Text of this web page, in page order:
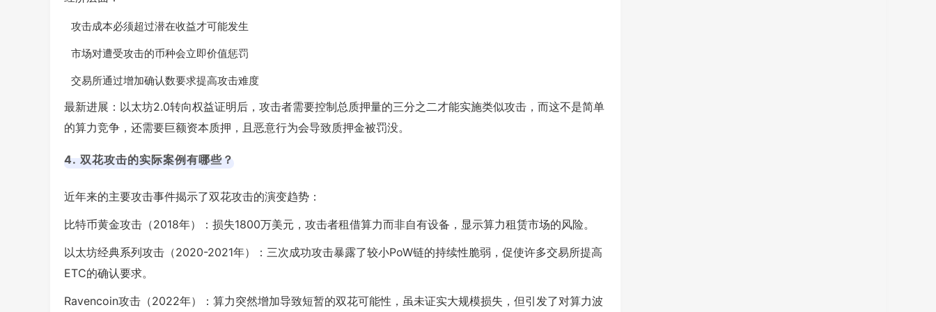
攻击成本必须超过潜在收益才可能发生
市场对遭受攻击的币种会立即价值惩罚
交易所通过增加确认数要求提高攻击难度
最新进展：以太坊2.0转向权益证明后，攻击者需要控制总质押量的三分之二才能实施类似攻击，而这不是简单
的算力竞争，还需要巨额资本质押，且恶意行为会导致质押金被罚没。
4. 双花攻击的实际案例有哪些？
近年来的主要攻击事件揭示了双花攻击的演变趋势：
比特币黄金攻击（2018年）：损失1800万美元，攻击者租借算力而非自有设备，显示算力租赁市场的风险。
以太坊经典系列攻击（2020-2021年）：三次成功攻击暴露了较小PoW链的持续性脆弱，促使许多交易所提高
ETC的确认要求。
Ravencoin攻击（2022年）：算力突然增加导致短暂的双花可能性，虽未证实大规模损失，但引发了对算力波